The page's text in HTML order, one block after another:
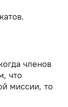
членов
что
миссии, то